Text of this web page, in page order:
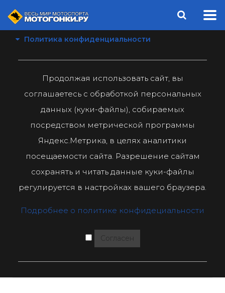
Политика конфиденциальности
Продолжая использовать сайт, вы
соглашаетесь с обработкой персональных
данных (куки-файлы), собираемых
посредством метрической программы
Яндекс.Метрика, в целях аналитики
посещаемости сайта. Разрешение сайтам
сохранять и читать данные куки-файлы
регулируется в настройках вашего браузера.
Подробнее о политике конфидециальности
Согласен